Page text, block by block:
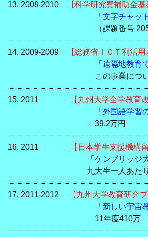
13. 2008-2010
【科学研究費補助金基
「文字チャッ
（課題番号 20520503）、直
－－－－－－－－－－－－－－－－－
14. 2009-2009
【総務省ＩＣＴ利活
「遠隔地教
この事業について九大を
－－－－－－－－－－－－－－－－－
15. 2011
【九州大学全学教育
「外国語学習
39.2万円
－－－－－－－－－－－－－－－－－
16. 2011
【日本学生支援機構
「ケンブリッジ
九大生一人あたり８万円
－－－－－－－－－－－－－－－－－
17. 2011-2012
【九州大学教育研究
「新しい宇宙
11年度410万
－－－－－－－－－－－－－－－－－